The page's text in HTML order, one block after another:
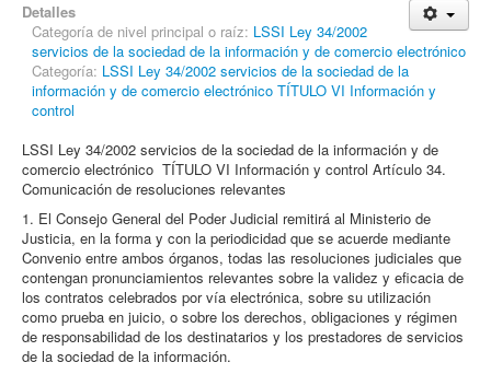
Detalles
Categoría de nivel principal o raíz: LSSI Ley 34/2002
servicios de la sociedad de la información y de comercio electrónico
Categoría: LSSI Ley 34/2002 servicios de la sociedad de la
información y de comercio electrónico TÍTULO VI Información y
control
LSSI Ley 34/2002 servicios de la sociedad de la información y de
comercio electrónico TÍTULO VI Información y control Artículo 34.
Comunicación de resoluciones relevantes
1. El Consejo General del Poder Judicial remitirá al Ministerio de
Justicia, en la forma y con la periodicidad que se acuerde mediante
Convenio entre ambos órganos, todas las resoluciones judiciales que
contengan pronunciamientos relevantes sobre la validez y eficacia de
los contratos celebrados por vía electrónica, sobre su utilización
como prueba en juicio, o sobre los derechos, obligaciones y régimen
de responsabilidad de los destinatarios y los prestadores de servicios
de la sociedad de la información.